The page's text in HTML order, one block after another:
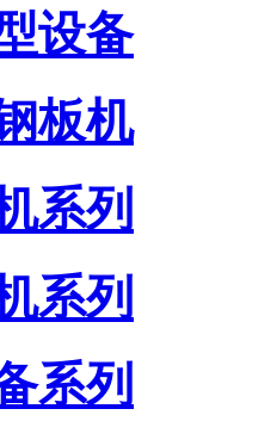
设备
板机
系列
系列
系列